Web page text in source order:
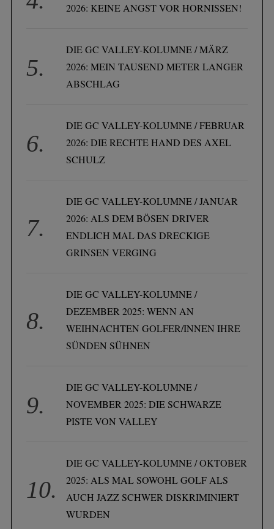
2026: KEINE ANGST VOR HORNISSEN!
DIE GC VALLEY-KOLUMNE / MÄRZ
2026: MEIN TAUSEND METER LANGER
ABSCHLAG
DIE GC VALLEY-KOLUMNE / FEBRUAR
2026: DIE RECHTE HAND DES AXEL
SCHULZ
DIE GC VALLEY-KOLUMNE / JANUAR
2026: ALS DEM BÖSEN DRIVER
ENDLICH MAL DAS DRECKIGE
GRINSEN VERGING
DIE GC VALLEY-KOLUMNE /
DEZEMBER 2025: WENN AN
WEIHNACHTEN GOLFER/INNEN IHRE
SÜNDEN SÜHNEN
DIE GC VALLEY-KOLUMNE /
NOVEMBER 2025: DIE SCHWARZE
PISTE VON VALLEY
DIE GC VALLEY-KOLUMNE / OKTOBER
2025: ALS MAL SOWOHL GOLF ALS
AUCH JAZZ SCHWER DISKRIMINIERT
WURDEN